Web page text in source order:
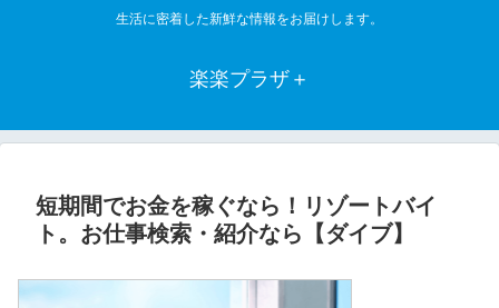
生活に密着した新鮮な情報をお届けします。
楽楽プラザ＋
短期間でお金を稼ぐなら！リゾートバイ
ト。お仕事検索・紹介なら【ダイブ】